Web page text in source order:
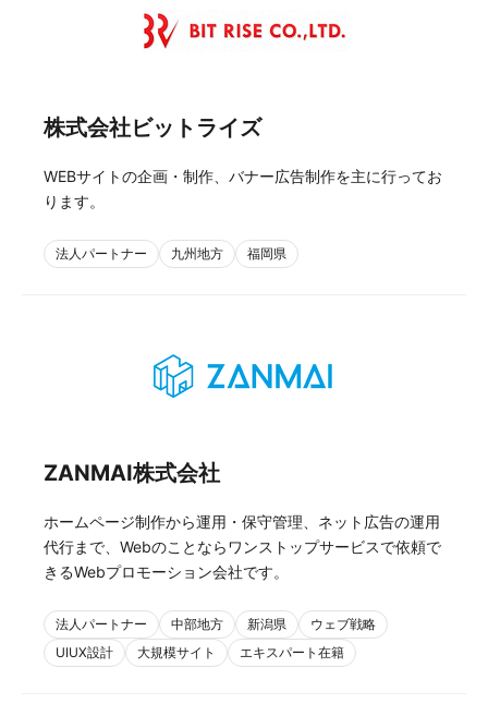
株式会社ビットライズ
WEBサイトの企画・制作、バナー広告制作を主に行ってお
ります。
法人パートナー 九州地方 福岡県
ZANMAI株式会社
ホームページ制作から運用・保守管理、ネット広告の運用
代行まで、Webのことならワンストップサービスで依頼で
きるWebプロモーション会社です。
法人パートナー 中部地方 新潟県
ウェブ戦略
UIUX設計
大規模サイト エキスパート在籍